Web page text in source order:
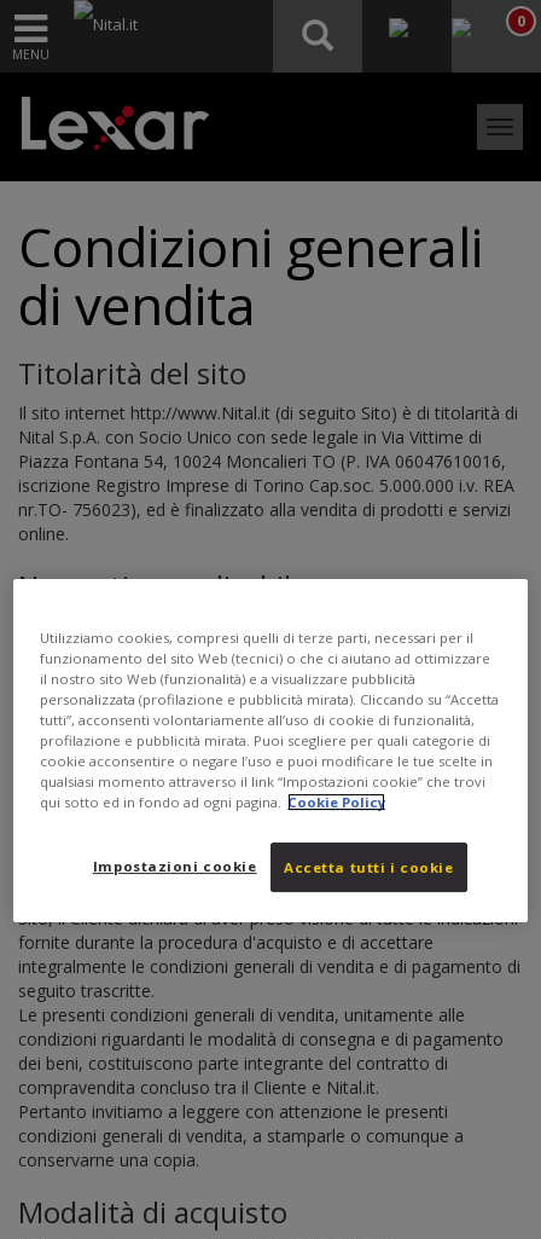
MENU
0
Condizioni generali
di vendita
Titolarità del sito
Il sito internet http://www.Nital.it (di seguito Sito) è di titolarità di
Nital S.p.A. con Socio Unico con sede legale in Via Vittime di
Piazza Fontana 54, 10024 Moncalieri TO (P. IVA 06047610016,
iscrizione Registro Imprese di Torino Cap.soc. 5.000.000 i.v. REA
nr.TO- 756023), ed è finalizzato alla vendita di prodotti e servizi
online.
Normativa applicabile
disciplinata dal D.Lgs. 6 settembre 2005 n. 206 (Codice del
Consumo) in materia di vendite a distanza con i consumatori, e
dal D.Lgs. 9 aprile 2003 n. 70 in materia di commercio
elettronico.
Il contratto di compravendita stipulato tra il Cliente e Nital.it sarà
disciplinato ed interpretato in conformità della Legge Italiana.
Accettazione delle condizioni generali
di vendita
Effettuando un ordine secondo le varie modalità previste nel
Sito, il Cliente dichiara di aver preso visione di tutte le indicazioni
fornite durante la procedura d'acquisto e di accettare
integralmente le condizioni generali di vendita e di pagamento di
seguito trascritte.
Le presenti condizioni generali di vendita, unitamente alle
condizioni riguardanti le modalità di consegna e di pagamento
dei beni, costituiscono parte integrante del contratto di
compravendita concluso tra il Cliente e Nital.it.
Pertanto invitiamo a leggere con attenzione le presenti
condizioni generali di vendita, a stamparle o comunque a
conservarne una copia.
Modalità di acquisto
Utilizziamo cookies, compresi quelli di terze parti, necessari per il
funzionamento del sito Web (tecnici) o che ci aiutano ad ottimizzare
il nostro sito Web (funzionalità) e a visualizzare pubblicità
personalizzata (profilazione e pubblicità mirata). Cliccando su “Accetta
tutti”, acconsenti volontariamente all’uso di cookie di funzionalità,
profilazione e pubblicità mirata. Puoi scegliere per quali categorie di
cookie acconsentire o negare l’uso e puoi modificare le tue scelte in
qualsiasi momento attraverso il link “Impostazioni cookie” che trovi
qui sotto ed in fondo ad ogni pagina.
Cookie Policy
Accetta tutti i cookie
Impostazioni cookie